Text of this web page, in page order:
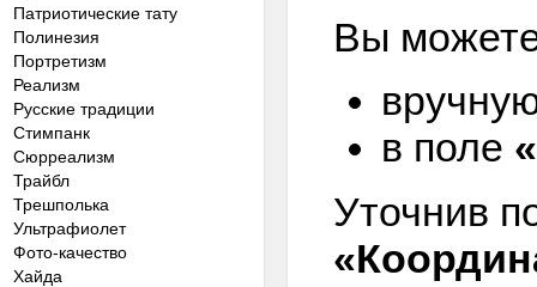
Вы
в поле
Уточнив
Патриотические тату
Полинезия
Портретизм
Реализм
Русские традиции
Стимпанк
Сюрреализм
Трайбл
Трешполька
Ультрафиолет
Фото-качество
Хайда